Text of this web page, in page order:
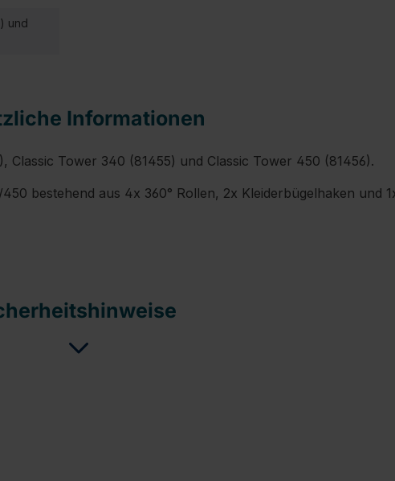
und
Informationen
Classic Tower 340 (81455) und Classic Tower 450 (81456).
bestehend aus 4x 360° Rollen, 2x Kleiderbügelhaken und